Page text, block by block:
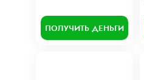
ПОЛУЧИТЬ ДЕНЬГИ